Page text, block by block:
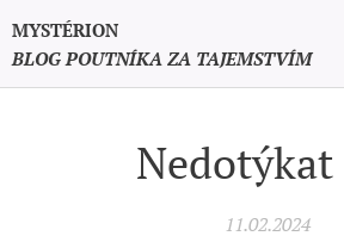
MYSTÉRION
BLOG POUTNÍKA ZA TAJEMSTVÍM
Nedotýkat
11.02.2024